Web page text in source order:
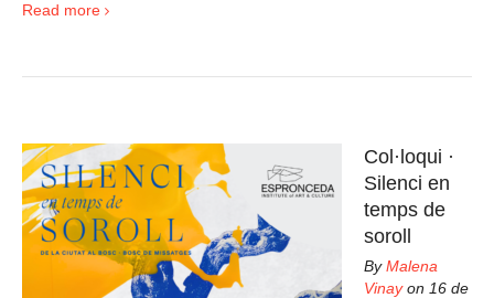
Read more
Col·loqui ·
Silenci en
temps de
soroll
ByMalena
Vinayon 16 de